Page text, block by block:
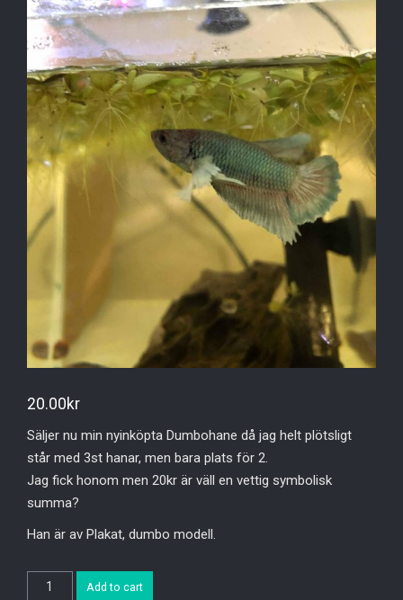
20.00kr
Säljer nu min nyinköpta Dumbohane då jag helt plötsligt
står med 3st hanar, men bara plats för 2.
Jag fick honom men 20kr är väll en vettig symbolisk
summa?
Han är av Plakat, dumbo modell.
Quantity
Add to cart